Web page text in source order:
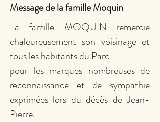
Message de la famille Moquin
La famille MOQUIN remercie
chaleureusement son voisinage et
tous les habitants du Parc
pour les marques nombreuses de
reconnaissance et de sympathie
exprimées lors du décès de Jean-
Pierre.